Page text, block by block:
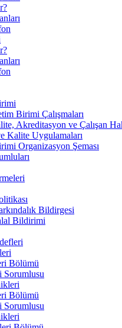
Birimi Çalışmaları
Akreditasyon ve Çalışan
Kalite Uygulamaları
Organizasyon Şeması
Bildirgesi
Bildirimi
Bölümü
Sorumlusu
Bölümü
Sorumlusu